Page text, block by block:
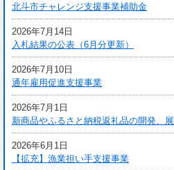
北斗市チャレンジ支援事業補助金
2026年7月14日
入札結果の公表（6月分更新）
2026年7月10日
通年雇用促進支援事業
2026年7月1日
新商品やふるさと納税返礼品の開発、
2026年6月1日
【拡充】漁業担い手支援事業